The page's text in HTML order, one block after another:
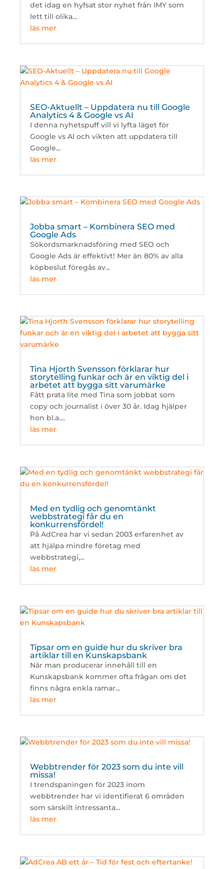
det idag en hyfsat stor nyhet från IMY som
lett till olika...
läs mer
SEO-Aktuellt – Uppdatera nu till Google
Analytics 4 & Google vs AI
I denna nyhetspuff vill vi lyfta läget för
Google vs AI och vikten att uppdatera till
Google...
läs mer
Jobba smart – Kombinera SEO med
Google Ads
Sökordsmarknadsföring med SEO och
Google Ads är effektivt! Mer än 80% av alla
köpbeslut föregås av...
läs mer
Tina Hjorth Svensson förklarar hur
storytelling funkar och är en viktig del i
arbetet att bygga sitt varumärke
Fått prata lite med Tina som jobbat som
copy och journalist i över 30 år. Idag hjälper
hon bl.a....
läs mer
Med en tydlig och genomtänkt
webbstrategi får du en
konkurrensfördel!
På AdCrea har vi sedan 2003 erfarenhet av
att hjälpa mindre företag med
webbstrategi,...
läs mer
Tipsar om en guide hur du skriver bra
artiklar till en Kunskapsbank
När man producerar innehåll till en
Kunskapsbank kommer ofta frågan om det
finns några enkla ramar...
läs mer
Webbtrender för 2023 som du inte vill
missa!
I trendspaningen för 2023 inom
webbtrender har vi identifierat 6 områden
som särskilt intressanta...
läs mer